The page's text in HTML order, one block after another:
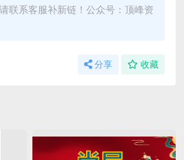
联系客服补新链！公众号：顶峰资
分享 收藏